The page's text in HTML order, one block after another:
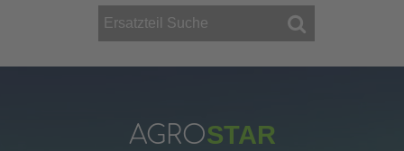
AGROSTAR